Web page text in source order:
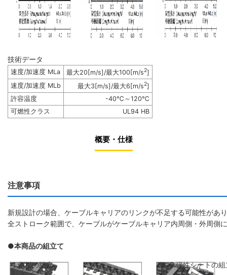
技術データ
速度/加速度 MLa 最大20[m/s]/最大100[m/s2]
速度/加速度 MLb
最大3[m/s]/最大6[m/s2]
許容温度
-40℃～120℃
可燃性クラス
UL94 HB
概要・仕様
注意事項
新規設計の場合、ケーブルキャリアのリンクが不足する可能性が
全ストローク範囲で、ケーブルがケーブルキャリア内周側・外周側
●本商品の組立て
1.側板の組立 2.弾性シートの組